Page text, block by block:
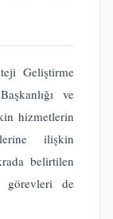
Geliştirme
ve
hizmetlerin
ilişkin
belirtilen
görevleri de